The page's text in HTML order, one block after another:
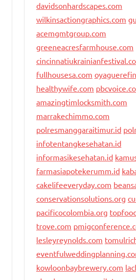
davidsonhardscapes.com
wilkinsactiongraphics.com
acemgmtgroup.com
greeneacresfarmhouse.com
fullhousesa.com
healthywife.com
amazingtimlocksmith.com
marrakechimmo.com
polresmanggaraitimur.id
infotentangkesehatan.id
informasikesehatan.id
farmasiapotekerumm.id
cakelifeeveryday.com
conservationsolutions.org
pacificocolombia.org
trove.com
lesleyreynolds.com
kowloonbaybrewery.com